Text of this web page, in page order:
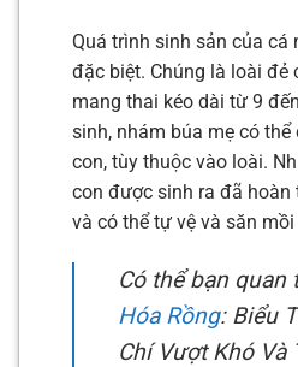
Quá trình sinh sản của cá
đặc biệt. Chúng là loài đẻ
mang thai kéo dài từ 9
sinh, nhám búa mẹ có
con, tùy thuộc vào loài.
con được sinh ra đã hoàn
và có thể tự vệ và săn
Có thể bạn quan
Hóa Rồng: Biểu
Chí Vượt Khó Và